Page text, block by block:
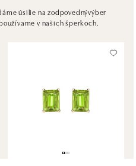
9
úsilie na zodpovednývýber
v našich šperkoch.